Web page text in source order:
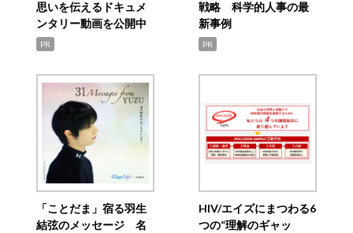
思いを伝えるドキュメ
ンタリー動画を公開中
PR
戦略 科学的人事の最
新事例
PR
「ことだま」宿る羽生
結弦のメッセージ 名
HIV/エイズにまつわる6
つの“理解のギャッ